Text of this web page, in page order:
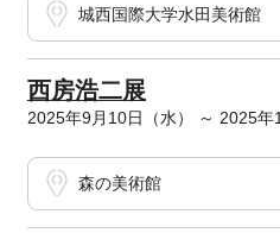
城西国際大学水田美術館
西房浩二展
2025年9月10日（水） ～ 2025年
森の美術館